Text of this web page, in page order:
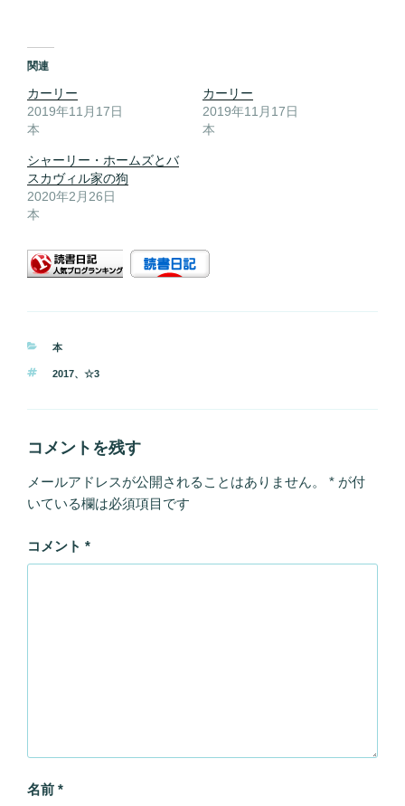
関連
カーリー
2019年11月17日
本
カーリー
2019年11月17日
本
シャーリー・ホームズとバ
スカヴィル家の狗
2020年2月26日
本
カ
ゴ
ー
本
タ
2017、 ☆3
コメントを残す
メールアドレスが公開されることはありません。 * が付
いている欄は必須項目です
コメント *
名前 *